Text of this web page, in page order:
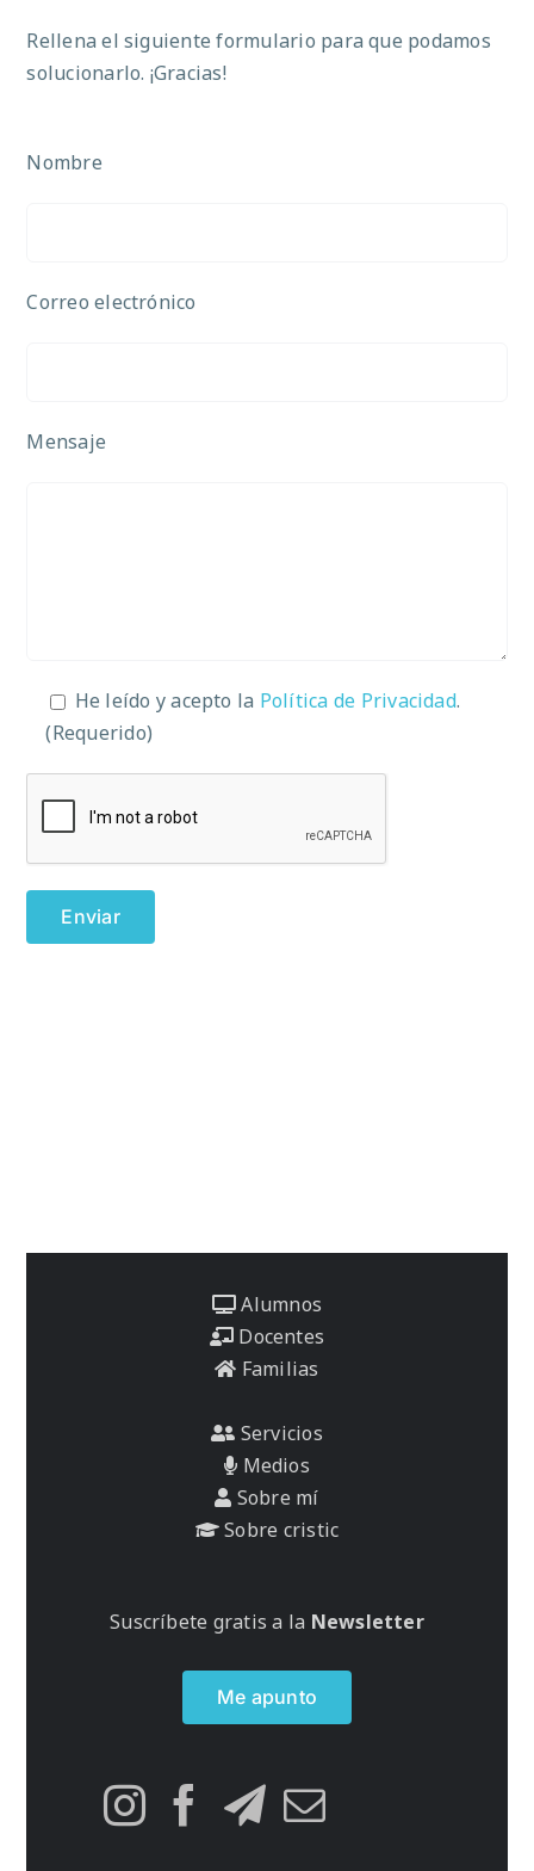
Rellena el siguiente formulario para que podamos
solucionarlo. ¡Gracias!
Nombre
Correo electrónico
Mensaje
He leído y acepto la Política de Privacidad.
(Requerido)
Alumnos
Docentes
Familias
Servicios
Medios
Sobre mí
Sobre cristic
Suscríbete gratis a la Newsletter
Me apunto